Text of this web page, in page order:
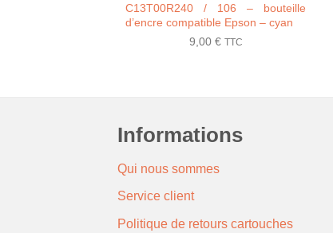
C13T00R240 / 106 – bouteille
d’encre compatible Epson – cyan
9,00 € TTC
Informations
Qui nous sommes
Service client
Politique de retours cartouches